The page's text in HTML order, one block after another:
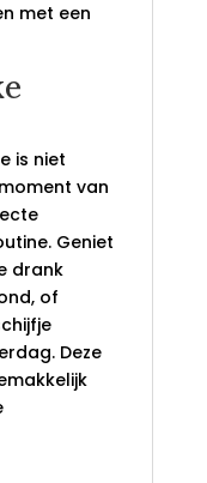
met een
is niet
van
Geniet
drank
of
Deze